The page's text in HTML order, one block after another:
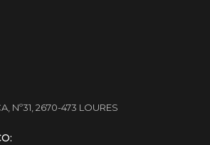
Nº31, 2670-473 LOURES